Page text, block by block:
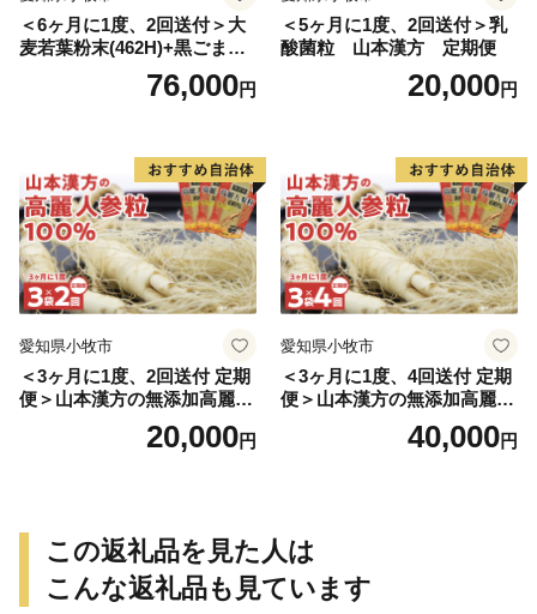
＜6ヶ月に1度、2回送付＞大
麦若葉粉末(462H)+黒ごま黒
豆きな粉+ 糖流茶 山本漢
76,000円
＜5ヶ月に1度、2回送付＞乳
酸菌粒 山本漢方 定期便
20,000円
愛知県小牧市
＜3ヶ月に1度、2回送付 定期
便＞山本漢方の無添加高麗人
20,000円
愛知県小牧市
＜3ヶ月に1度、4回送付 定期
便＞山本漢方の無添加高麗人
40,000円
この返礼品を見た人は
こんな返礼品も見ています